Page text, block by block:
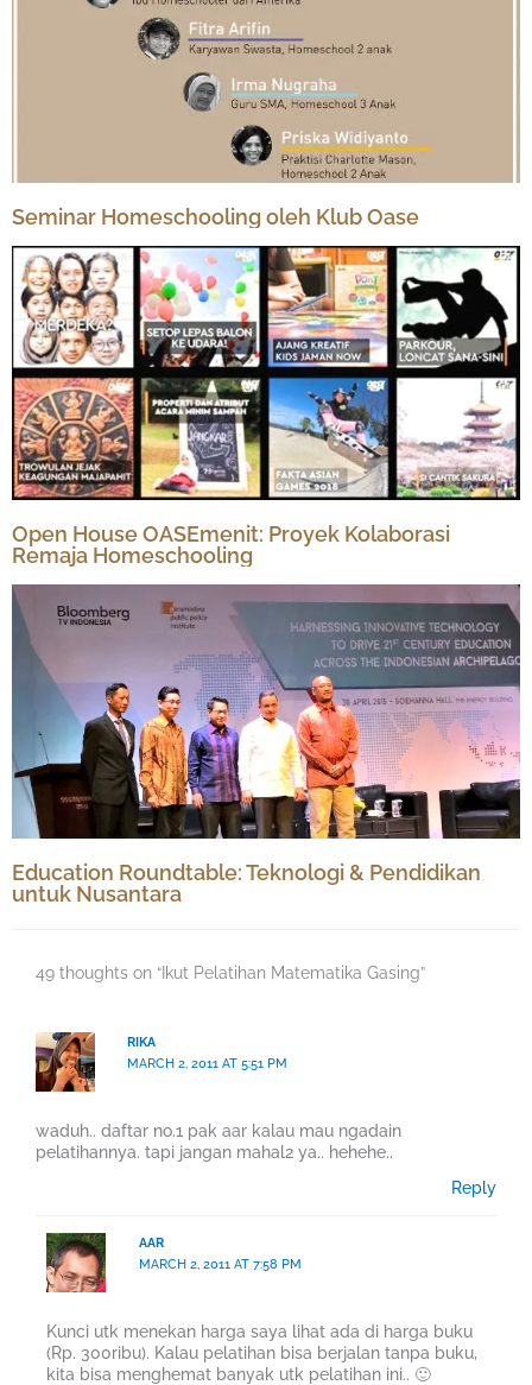
Seminar Homeschooling oleh Klub Oase
Open House OASEmenit: Proyek Kolaborasi
Remaja Homeschooling
Education Roundtable: Teknologi & Pendidikan
untuk Nusantara
49 thoughts on “Ikut Pelatihan Matematika Gasing”
RIKA
MARCH 2, 2011 AT 5:51 PM
waduh.. daftar no.1 pak aar kalau mau ngadain
pelatihannya. tapi jangan mahal2 ya.. hehehe..
Reply
AAR
MARCH 2, 2011 AT 7:58 PM
Kunci utk menekan harga saya lihat ada di harga buku
(Rp. 300ribu). Kalau pelatihan bisa berjalan tanpa buku,
kita bisa menghemat banyak utk pelatihan ini.. 🙂